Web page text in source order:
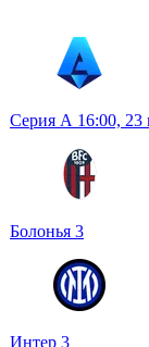
Серия А 16:00, 23
Болонья 3
Интер 3